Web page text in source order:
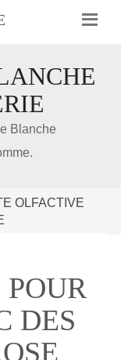
Blanche
OLFACTIVE
DES